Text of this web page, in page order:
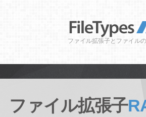
ファイル拡張子とファイル
ファイル拡張子